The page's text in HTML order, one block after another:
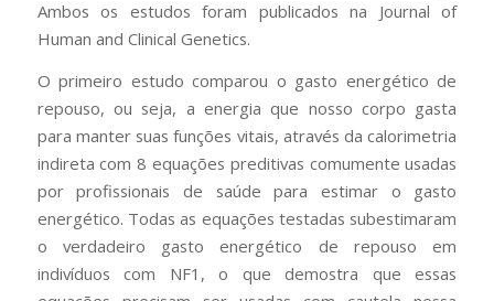
Ambos os estudos foram publicados na Journal of
Human and Clinical Genetics.
O primeiro estudo comparou o gasto energético de
repouso, ou seja, a energia que nosso corpo gasta
para manter suas funções vitais, através da calorimetria
indireta com 8 equações preditivas comumente usadas
por profissionais de saúde para estimar o gasto
energético. Todas as equações testadas subestimaram
o verdadeiro gasto energético de repouso em
indivíduos com NF1, o que demostra que essas